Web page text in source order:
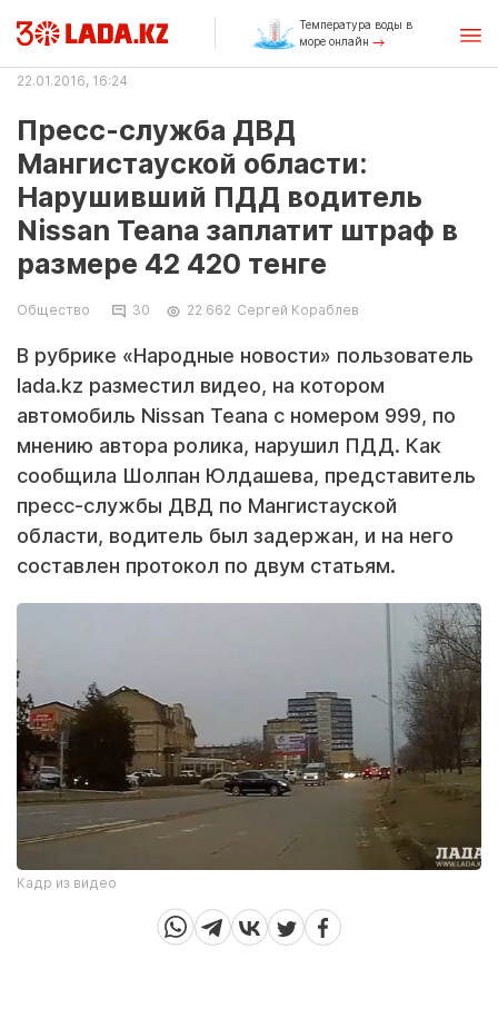
Температура воды в
море онлайн
22.01.2016, 16:24
Пресс-служба ДВД
Мангистауской области:
Нарушивший ПДД водитель
Nissan Teana заплатит штраф в
размере 42 420 тенге
Общество 30 22 662 Сергей Кораблев
В рубрике «Народные новости» пользователь
lada.kz разместил видео, на котором
автомобиль Nissan Teana с номером 999, по
мнению автора ролика, нарушил ПДД. Как
сообщила Шолпан Юлдашева, представитель
пресс-службы ДВД по Мангистауской
области, водитель был задержан, и на него
составлен протокол по двум статьям.
Кадр из видео